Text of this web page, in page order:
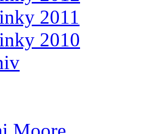
2011
2010